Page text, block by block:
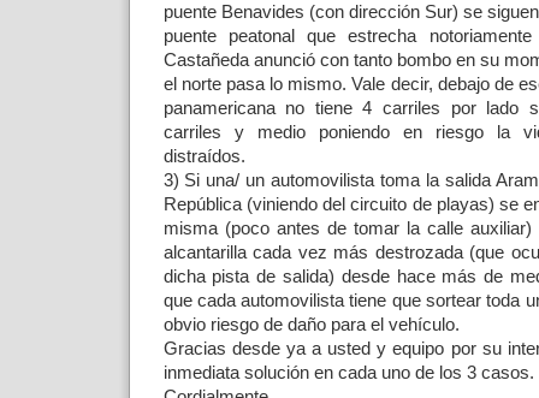
puente Benavides (con dirección Sur) se
puente peatonal que estrecha
Castañeda anunció con tanto bombo en su
el norte pasa lo mismo. Vale decir, debajo de
panamericana no tiene 4 carriles por lado
carriles y medio poniendo en riesgo la
distraídos.
3) Si una/ un automovilista toma la salida
República (viniendo del circuito de playas) se
misma (poco antes de tomar la calle
alcantarilla cada vez más destrozada (que
dicha pista de salida) desde hace más de
que cada automovilista tiene que sortear toda
obvio riesgo de daño para el vehículo.
Gracias desde ya a usted y equipo por su
inmediata solución en cada uno de los 3 casos.